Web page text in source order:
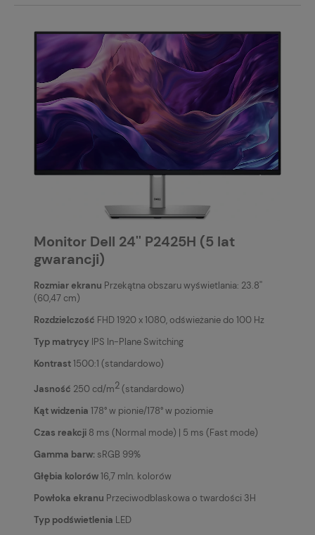
Monitor Dell 24'' P2425H (5 lat
gwarancji)
Rozmiar ekranu Przekątna obszaru wyświetlania: 23.8''
(60,47 cm)
Rozdzielczość FHD 1920 x 1080, odświeżanie do 100 Hz
Typ matrycy IPS In-Plane Switching
Kontrast1500:1 (standardowo)
Jasność 250 cd/m2(standardowo)
Kąt widzenia 178° w pionie/178° w poziomie
Czas reakcji 8 ms (Normal mode) | 5 ms (Fast mode)
Gamma barw: sRGB 99%
Głębia kolorów16,7 mln. kolorów
Powłoka ekranu Przeciwodblaskowa o twardości 3H
Typ podświetlenia LED